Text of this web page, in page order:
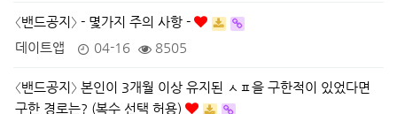
〈밴드공지〉 - 몇가지 주의 사항 -
데이트앱
04-16 8505
〈밴드공지〉 본인이 3개월 이상 유지된 ㅅㅍ을 구한적이 있었다면
구한 경로는? (복수 선택 허용)